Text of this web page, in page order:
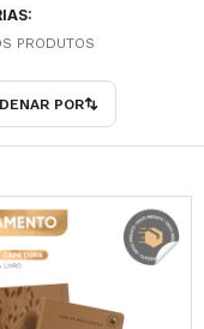
PRODUTOS
POR